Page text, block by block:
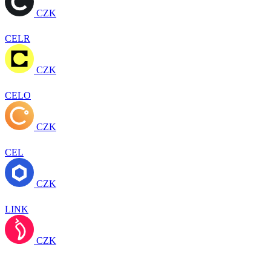
CZK
CELR
CZK
CELO
CZK
CEL
CZK
LINK
CZK